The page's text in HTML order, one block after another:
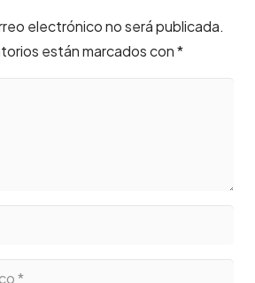
electrónico no será publicada.
están marcados con*